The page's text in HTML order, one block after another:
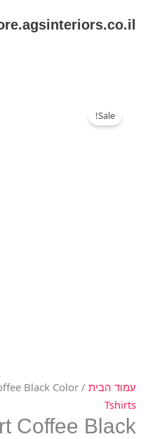
לתוכן
Sale!
עמוד הבית /
Black Color
Tshirts
Coffee Black
המקורי